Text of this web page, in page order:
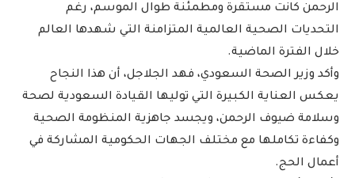
الرحمن كانت مستقرة ومطمئنة طوال الموسم، رغم
التحديات الصحية العالمية المتزامنة التي شهدها العالم
خلال الفترة الماضية.
وأكد وزير الصحة السعودي، فهد الجلاجل، أن هذا النجاح
يعكس العناية الكبيرة التي توليها القيادة السعودية لصحة
وسلامة ضيوف الرحمن، ويجسد جاهزية المنظومة الصحية
وكفاءة تكاملها مع مختلف الجهات الحكومية المشاركة في
أعمال الحج.